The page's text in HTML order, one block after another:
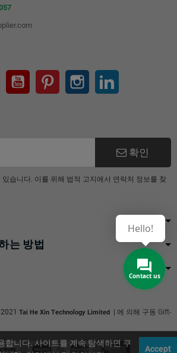
Rss 유튜브 핀터레스트인스 타 그램
확인
습니다. 이를 위해 법적 고지에서 연락처 정보를 찾
는 방법
Tai He Xin Technology Limited | 에 의해 구동 Gift-
합니다. 사이트를 계속 탐색하면 쿠
Accept
Contact us
Hello!